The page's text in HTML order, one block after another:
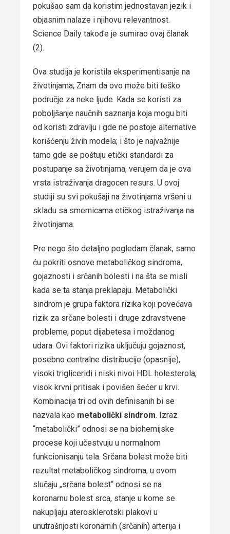
pokušao sam da koristim jednostavan jezik i
objasnim nalaze i njihovu relevantnost.
Science Daily takođe je sumirao ovaj članak
(2).
Ova studija je koristila eksperimentisanje na
životinjama; Znam da ovo može biti teško
područje za neke ljude. Kada se koristi za
poboljšanje naučnih saznanja koja mogu biti
od koristi zdravlju i gde ne postoje alternative
korišćenju živih modela; i što je najvažnije
tamo gde se poštuju etički standardi za
postupanje sa životinjama, verujem da je ova
vrsta istraživanja dragocen resurs. U ovoj
studiji su svi pokušaji na životinjama vršeni u
skladu sa smernicama etičkog istraživanja na
životinjama.
Pre nego što detaljno pogledam članak, samo
ću pokriti osnove metaboličkog sindroma,
gojaznosti i srčanih bolesti i na šta se misli
kada se ta stanja preklapaju. Metabolički
sindrom je grupa faktora rizika koji povećava
rizik za srčane bolesti i druge zdravstvene
probleme, poput dijabetesa i moždanog
udara. Ovi faktori rizika uključuju gojaznost,
posebno centralne distribucije (opasnije),
visoki trigliceridi i niski nivoi HDL holesterola,
visok krvni pritisak i povišen šećer u krvi.
Kombinacija tri od ovih definisanih bi se
nazvala kao metabolički sindrom. Izraz
“metabolički” odnosi se na biohemijske
procese koji učestvuju u normalnom
funkcionisanju tela. Srčana bolest može biti
rezultat metaboličkog sindroma, u ovom
slučaju „srčana bolest“ odnosi se na
koronarnu bolest srca, stanje u kome se
nakupljaju aterosklerotski plakovi u
unutrašnjosti koronarnih (srčanih) arterija i